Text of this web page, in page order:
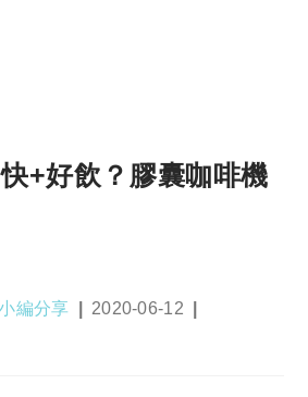
快+好飲？膠囊咖啡機
編分享
Post
2020-06-12